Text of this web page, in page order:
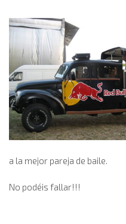
a la mejor pareja de baile.
No podéis fallar!!!